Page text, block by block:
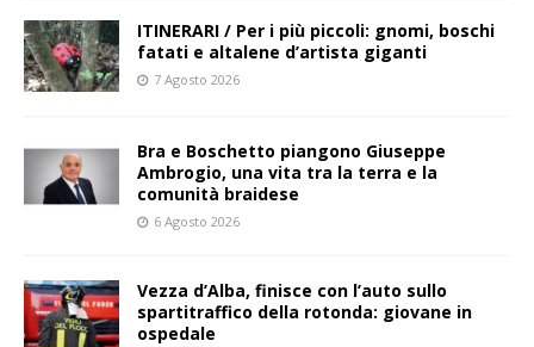
ITINERARI / Per i più piccoli: gnomi, boschi
fatati e altalene d’artista giganti
7 Agosto 2026
Bra e Boschetto piangono Giuseppe
Ambrogio, una vita tra la terra e la
comunità braidese
6 Agosto 2026
Vezza d’Alba, finisce con l’auto sullo
spartitraffico della rotonda: giovane in
ospedale